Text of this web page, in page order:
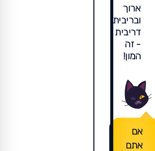
ארוך
ובריבית
דריבית
- זה
המון!
אם
אתם